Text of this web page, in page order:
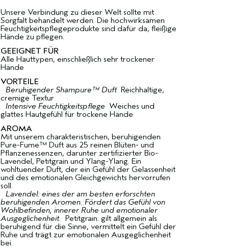
Unsere Verbindung zu dieser Welt sollte mit
Sorgfalt behandelt werden. Die hochwirksamen
Feuchtigkeitspflegeprodukte sind dafür da, fleißige
Hände zu pflegen.
GEEIGNET FÜR
Alle Hauttypen, einschließlich sehr trockener
Hände
VORTEILE
Beruhigender Shampure™ Duft Reichhaltige,
cremige Textur
Intensive Feuchtigkeitspflege Weiches und
glattes Hautgefühl für trockene Hände
AROMA
Mit unserem charakteristischen, beruhigenden
Pure-Fume™ Duft aus 25 reinen Blüten- und
Pflanzenessenzen, darunter zertifizierter Bio-
Lavendel, Petitgrain und Ylang-Ylang. Ein
wohltuender Duft, der ein Gefühl der Gelassenheit
und des emotionalen Gleichgewichts hervorrufen
soll.
Lavendel: eines der am besten erforschten
beruhigenden Aromen. Fördert das Gefühl von
Wohlbefinden, innerer Ruhe und emotionaler
Ausgeglichenheit. Petitgrain: gilt allgemein als
beruhigend für die Sinne, vermittelt ein Gefühl der
Ruhe und trägt zur emotionalen Ausgeglichenheit
bei.